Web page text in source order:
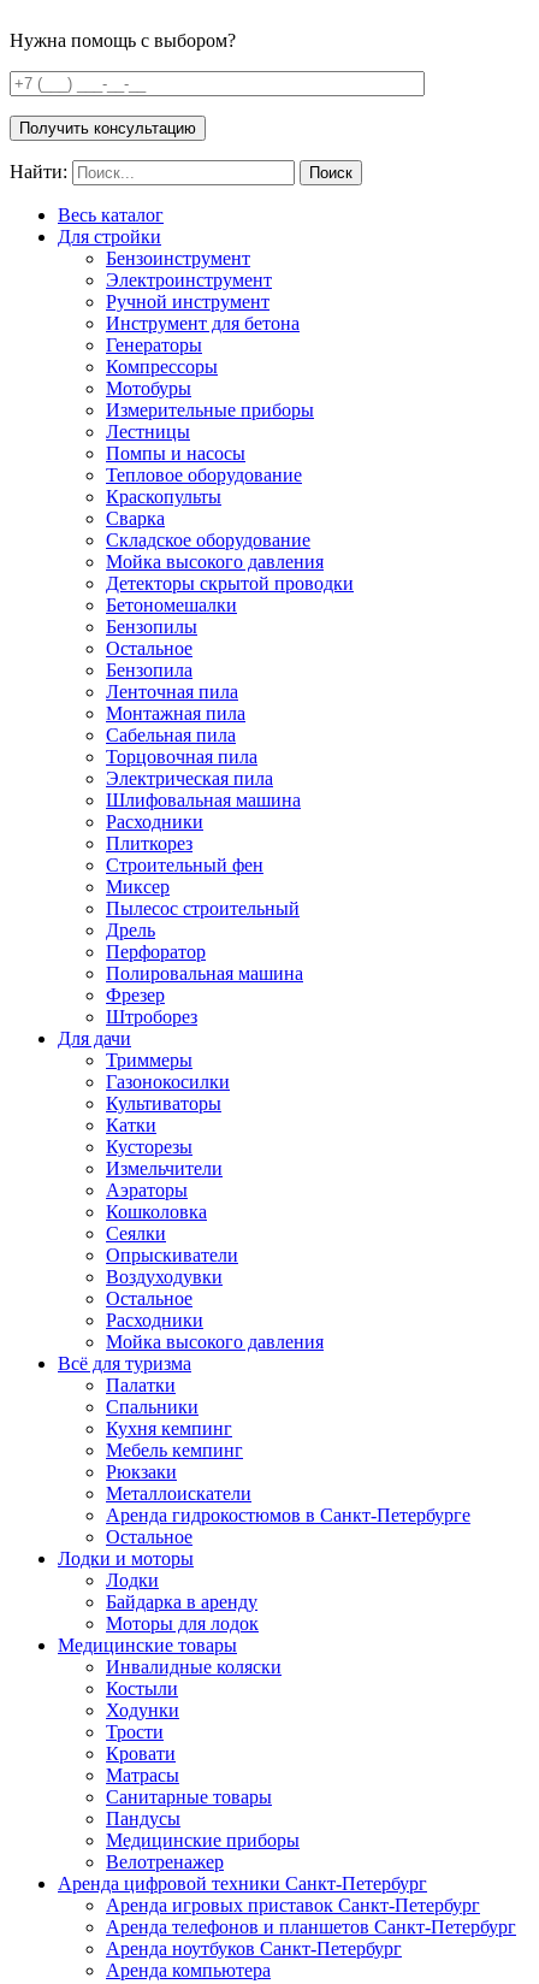
Нужна помощь с выбором?
Получить консультацию
Найти:
Весь каталог
Для стройки
Бензоинструмент
Электроинструмент
Ручной инструмент
Инструмент для бетона
Генераторы
Компрессоры
Мотобуры
Измерительные приборы
Лестницы
Помпы и насосы
Тепловое оборудование
Краскопульты
Сварка
Складское оборудование
Мойка высокого давления
Детекторы скрытой проводки
Бетономешалки
Бензопилы
Остальное
Бензопила
Ленточная пила
Монтажная пила
Сабельная пила
Торцовочная пила
Электрическая пила
Шлифовальная машина
Расходники
Плиткорез
Строительный фен
Миксер
Пылесос строительный
Дрель
Перфоратор
Полировальная машина
Фрезер
Штроборез
Для дачи
Триммеры
Газонокосилки
Культиваторы
Катки
Кусторезы
Измельчители
Аэраторы
Кошколовка
Сеялки
Опрыскиватели
Воздуходувки
Остальное
Расходники
Мойка высокого давления
Всё для туризма
Палатки
Спальники
Кухня кемпинг
Мебель кемпинг
Рюкзаки
Металлоискатели
Аренда гидрокостюмов в Санкт-Петербурге
Остальное
Лодки и моторы
Лодки
Байдарка в аренду
Моторы для лодок
Медицинские товары
Инвалидные коляски
Костыли
Ходунки
Трости
Кровати
Матрасы
Санитарные товары
Пандусы
Медицинские приборы
Велотренажер
Аренда цифровой техники Санкт-Петербург
Аренда игровых приставок Санкт-Петербург
Аренда телефонов и планшетов Санкт-Петербург
Аренда ноутбуков Санкт-Петербург
Аренда компьютера